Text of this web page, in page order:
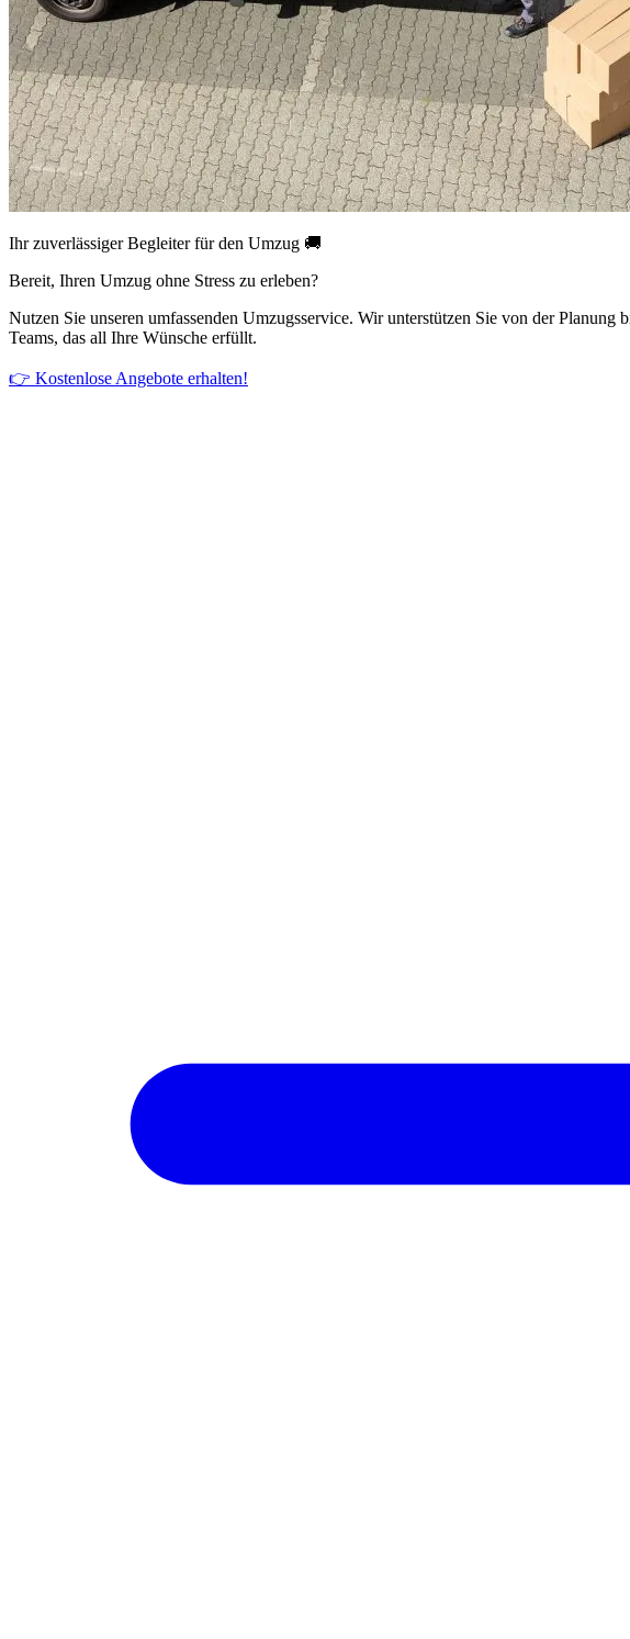
Ihr zuverlässiger Begleiter für den Umzug 🚚
Bereit, Ihren Umzug ohne Stress zu erleben?
Nutzen Sie unseren umfassenden Umzugsservice. Wir unterstützen Sie von der
Teams, das all Ihre Wünsche erfüllt.
👉 Kostenlose Angebote erhalten!